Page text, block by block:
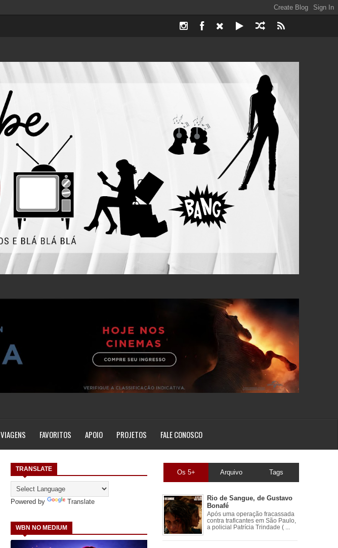
VIAGENS FAVORITOS APOIO PROJETOS FALE CONOSCO
TRANSLATE
Powered by Translate
WBN NO MEDIUM
Os 5+ Arquivo Tags
Rio de Sangue, de Gustavo
Bonafé
Após uma operação fracassada
contra traficantes em São Paulo,
a policial Patrícia Trindade ( ...